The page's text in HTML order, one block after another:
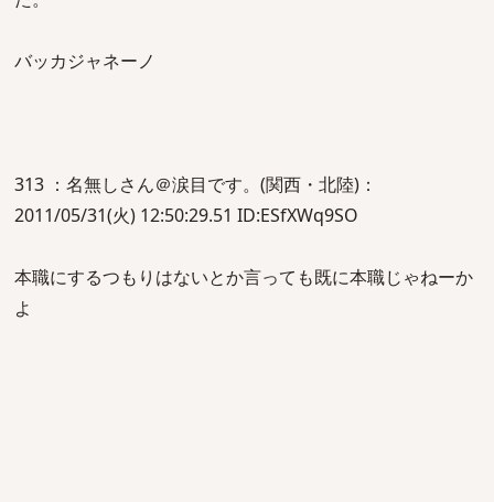
バッカジャネーノ
313 ：名無しさん＠涙目です。(関西・北陸)：
2011/05/31(火) 12:50:29.51 ID:ESfXWq9SO
本職にするつもりはないとか言っても既に本職じゃねーか
よ